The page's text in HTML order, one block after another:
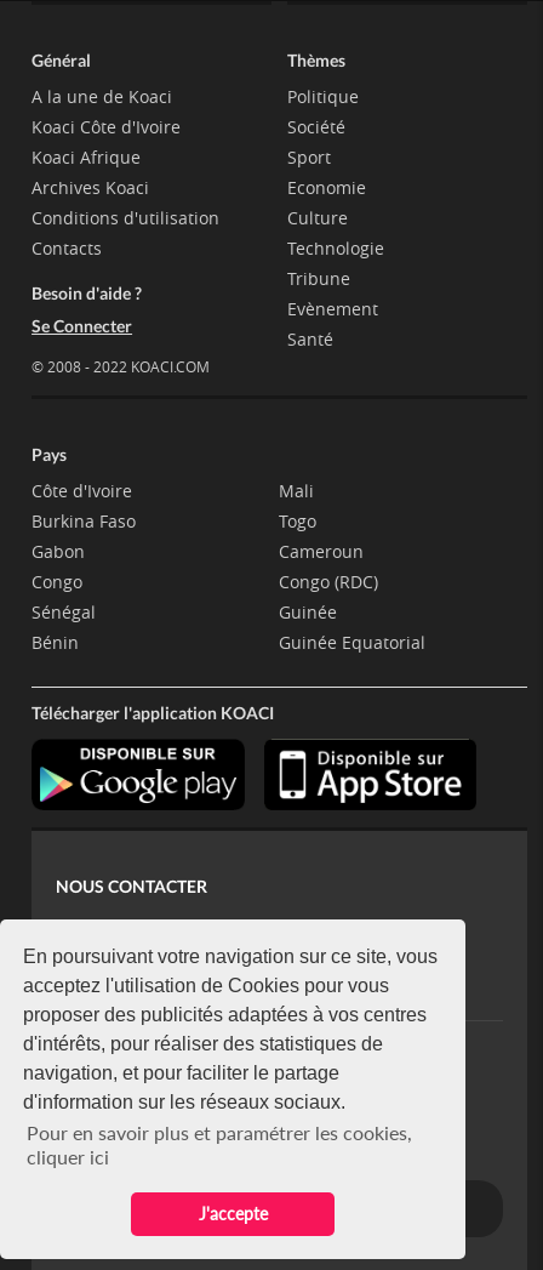
En poursuivant votre navigation sur ce site, vous
acceptez l'utilisation de Cookies pour vous
proposer des publicités adaptées à vos centres
d'intérêts, pour réaliser des statistiques de
navigation, et pour faciliter le partage
d'information sur les réseaux sociaux.
Pour en savoir plus et paramétrer les cookies,
cliquer ici
J'accepte
Général
A la une de Koaci
Koaci Côte d'Ivoire
Koaci Afrique
Archives Koaci
Conditions d'utilisation
Contacts
Besoin d'aide ?
Se Connecter
© 2008 - 2022 KOACI.COM
Thèmes
Politique
Société
Sport
Economie
Culture
Technologie
Tribune
Evènement
Santé
Pays
Côte d'Ivoire
Burkina Faso
Gabon
Congo
Sénégal
Bénin
Mali
Togo
Cameroun
Congo (RDC)
Guinée
Guinée Equatorial
Télécharger l'application KOACI
NOUS CONTACTER
koaci@yahoo.fr
+225 07 08 85 52 93
NEWSLETTER
Restez connecté via notre newsletter
S'abonner
Se désabonner